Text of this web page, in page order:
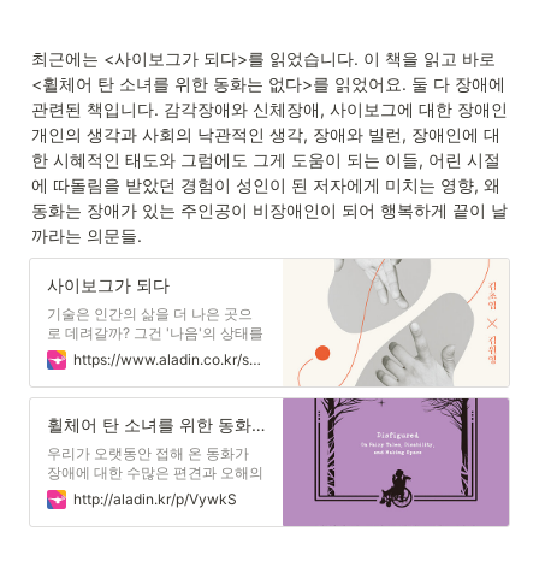
최근에는 <사이보그가 되다>를 읽었습니다. 이 책을 읽고 바로
<휠체어 탄 소녀를 위한 동화는 없다>를 읽었어요. 둘 다 장애에
관련된 책입니다. 감각장애와 신체장애, 사이보그에 대한 장애인
개인의 생각과 사회의 낙관적인 생각, 장애와 빌런, 장애인에 대
한 시혜적인 태도와 그럼에도 그게 도움이 되는 이들, 어린 시절
에 따돌림을 받았던 경험이 성인이 된 저자에게 미치는 영향, 왜
동화는 장애가 있는 주인공이 비장애인이 되어 행복하게 끝이 날
까라는 의문들.
사이보그가 되다
기술은 인간의 삶을 더 나은 곳으
로 데려갈까? 그건 '나음'의 상태를
어떻게 정의하느냐에 따라 달라질
것이다. 인간의 몸에 관하여 '나
음'을 요철 없이 매끄러운 상태로
을 해소하지 못한 채 불편을 말하
는 입을 막거나 어떤 종류의 불편
을 더 공고히 하는 방향으로 발전
할 것이다. 섬세한 사유를 거치지
않은 인간의 창작물은 사회의 위계
를 그대로 지닌 채 태어난다.
https://www.aladin.co.kr/shop/wproduct.aspx?ItemId=259656737
휠체어 탄 소녀를 위한 동화는 없다
우리가 오랫동안 접해 온 동화가
장애에 대한 수많은 편견과 오해의
산실임을 드러내 보인다. 동화 속
에서 장애는 주인공이 극복해야 할
결함이나 악당이 가지고 있는 특성
http://aladin.kr/p/VywkS